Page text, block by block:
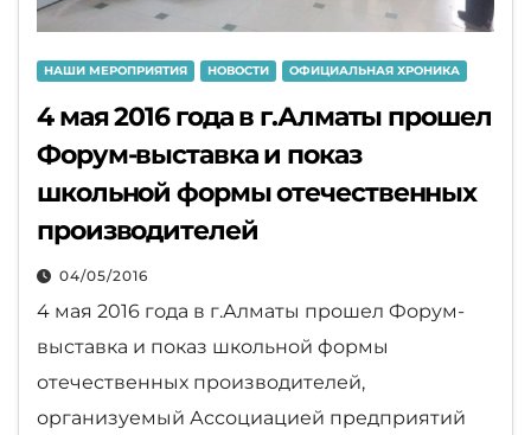
НАШИ МЕРОПРИЯТИЯ НОВОСТИ ОФИЦИАЛЬНАЯ ХРОНИКА
4 мая 2016 года в г.Алматы прошел
Форум-выставка и показ
школьной формы отечественных
производителей
04/05/2016
4 мая 2016 года в г.Алматы прошел Форум-
выставка и показ школьной формы
отечественных производителей,
организуемый Ассоциацией предприятий